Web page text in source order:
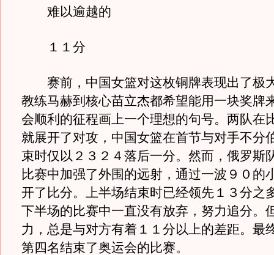
难以逾越的
１１分
赛前，中国女篮对这枚铜牌表现出了极
教练马赫到核心苗立杰都希望能用一块奖牌
会顺利的征程画上一个理想的句号。两队在
就展开了对攻，中国女篮在首节与对手不分
束时仅以２３２４落后一分。然而，俄罗斯
比赛中加强了外围的远射，通过一波９０的
开了比分。上半场结束时已经领先１３分之
下半场的比赛中一直没有放弃，努力追分。
力，总是与对方有着１１分以上的差距。最
第四名结束了奥运会的比赛。